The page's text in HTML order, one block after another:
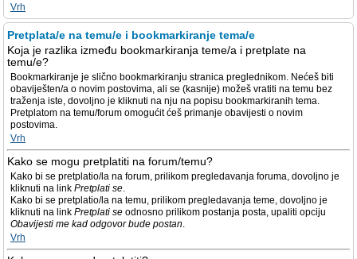
Vrh
Pretplata/e na temu/e i bookmarkiranje tema/e
Koja je razlika između bookmarkiranja teme/a i pretplate na
temu/e?
Bookmarkiranje je slično bookmarkiranju stranica preglednikom. Nećeš biti
obaviješten/a o novim postovima, ali se (kasnije) možeš vratiti na temu bez
traženja iste, dovoljno je kliknuti na nju na popisu bookmarkiranih tema.
Pretplatom na temu/forum omogućit ćeš primanje obavijesti o novim
postovima.
Vrh
Kako se mogu pretplatiti na forum/temu?
Kako bi se pretplatio/la na forum, prilikom pregledavanja foruma, dovoljno je
kliknuti na link Pretplati se.
Kako bi se pretplatio/la na temu, prilikom pregledavanja teme, dovoljno je
kliknuti na link Pretplati se odnosno prilikom postanja posta, upaliti opciju
Obavijesti me kad odgovor bude postan.
Vrh